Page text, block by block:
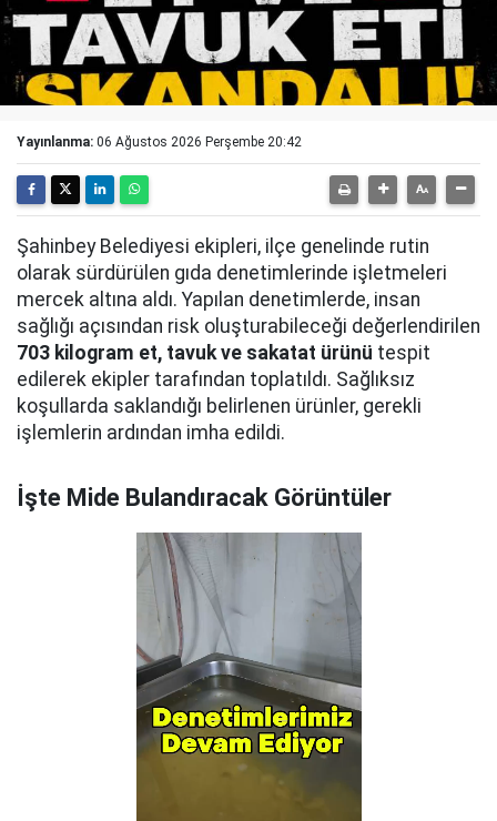
Yayınlanma: 06 Ağustos 2026 Perşembe 20:42
Şahinbey Belediyesi ekipleri, ilçe genelinde rutin
olarak sürdürülen gıda denetimlerinde işletmeleri
mercek altına aldı. Yapılan denetimlerde, insan
sağlığı açısından risk oluşturabileceği değerlendirilen
703 kilogram et, tavuk ve sakatat ürünü tespit
edilerek ekipler tarafından toplatıldı. Sağlıksız
koşullarda saklandığı belirlenen ürünler, gerekli
işlemlerin ardından imha edildi.
İşte Mide Bulandıracak Görüntüler